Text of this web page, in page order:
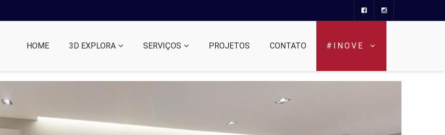
HOME 3D EXPLORA SERVIÇOS PROJETOS CONTATO #INOVE